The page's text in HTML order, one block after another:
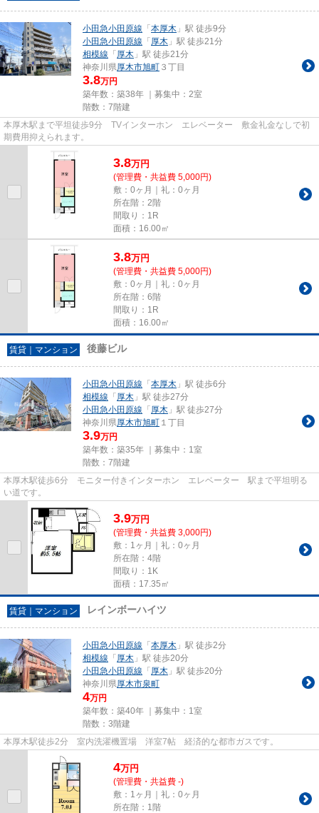
小田急小田原線 「本厚木 」駅 徒歩9分
小田急小田原線 「厚木 」駅 徒歩21分
相模線 「厚木 」駅 徒歩21分
神奈川県厚木市旭町 ３丁目
3.8万円
築年数：築38年 ｜募集中： 2室
階数：7階建
本厚木駅まで平坦徒歩9分 TVインターホン エレベーター 敷金礼金なしで初
期費用抑えられます。
3.8万円
(管理費・共益費 5,000円)
敷：0ヶ月｜礼：0ヶ月
所在階：2階
間取り：1R
面積：16.00㎡
3.8万円
(管理費・共益費 5,000円)
敷：0ヶ月｜礼：0ヶ月
所在階：6階
間取り：1R
面積：16.00㎡
賃貸｜マンション 後藤ビル
小田急小田原線 「本厚木 」駅 徒歩6分
相模線 「厚木 」駅 徒歩27分
小田急小田原線 「厚木 」駅 徒歩27分
神奈川県厚木市旭町 １丁目
3.9万円
築年数：築35年 ｜募集中： 1室
階数：7階建
本厚木駅徒歩6分 モニター付きインターホン エレベーター 駅まで平坦明る
い道です。
3.9万円
(管理費・共益費 3,000円)
敷：1ヶ月｜礼：0ヶ月
所在階：4階
間取り：1K
面積：17.35㎡
賃貸｜マンション レインボーハイツ
小田急小田原線 「本厚木 」駅 徒歩2分
相模線 「厚木 」駅 徒歩20分
小田急小田原線 「厚木 」駅 徒歩20分
神奈川県厚木市泉町
4万円
築年数：築40年 ｜募集中： 1室
階数：3階建
本厚木駅徒歩2分 室内洗濯機置場 洋室7帖 経済的な都市ガスです。
4万円
(管理費・共益費 -)
敷：1ヶ月｜礼：0ヶ月
所在階：1階